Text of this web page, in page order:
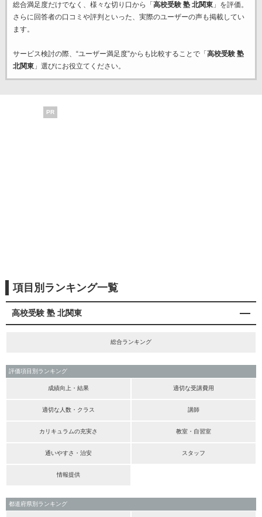
総合満足度だけでなく、様々な切り口から「 高校受験 塾 北関東」を評価。
さらに回答者の口コミや評判といった、実際のユーザーの声も掲載してい
ます。
サービス検討の際、“ユーザー満足度”からも比較することで「 高校受験 塾
北関東」選びにお役立てください。
PR
項目別ランキング一覧
高校受験 塾 北関東
総合ランキング
評価項目別ランキング
成績向上・結果 適切な受講費用
適切な人数・クラス 講師
カリキュラムの充実さ 教室・自習室
通いやすさ・治安 スタッフ
情報提供
都道府県別ランキング